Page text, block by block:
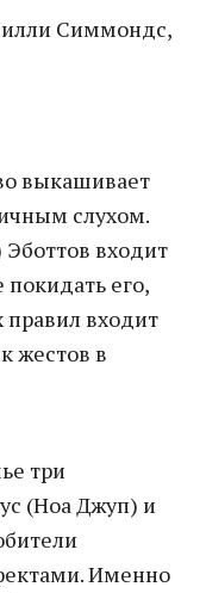
Симмондс,
выкашивает
слухом.
входит
его,
входит
жестов в
три
(Ноа Джуп) и
Именно